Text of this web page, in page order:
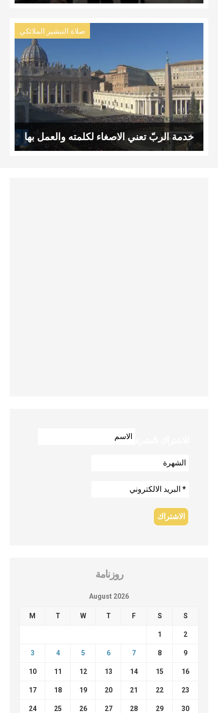
صلاة التبشير الملائكي
خدمة الربّ تعني الاصغاء لكلمته والعمل بها
روزنامة
August 2026
M T W T F S S
1 2
3 4 5 6 7 8 9
10 11 12 13 14 15 16
17 18 19 20 21 22 23
24 25 26 27 28 29 30